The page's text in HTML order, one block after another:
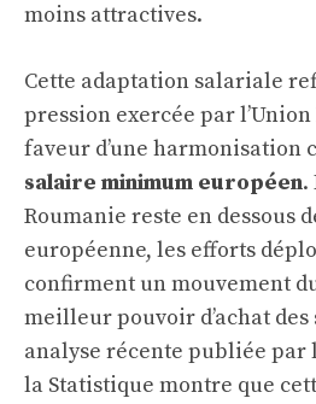
moins attractives.
Cette adaptation salariale
pression exercée par
faveur d’une harmonisation
salaire minimum européen.
Roumanie reste en dessous
européenne, les efforts
confirment un mouvement
meilleur pouvoir d’achat des
analyse récente publiée par
la Statistique montre que